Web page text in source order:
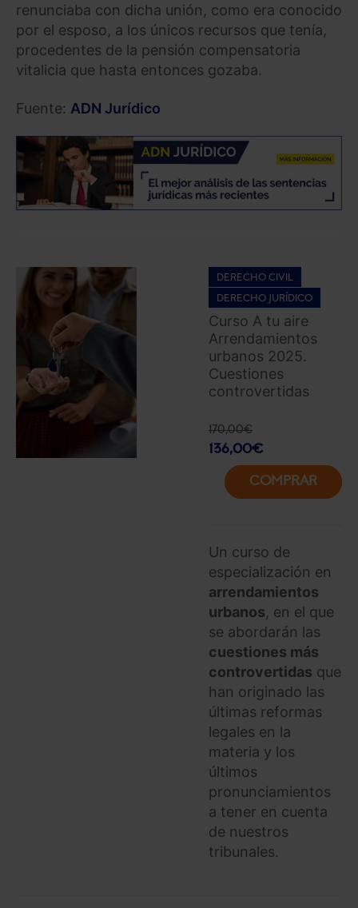
renunciaba con dicha unión, como era conocido
por el esposo, a los únicos recursos que tenía,
procedentes de la pensión compensatoria
vitalicia que hasta entonces gozaba.
Fuente: ADN Jurídico
DERECHO CIVIL
DERECHO JURÍDICO
Curso A tu aire
Arrendamientos
urbanos 2025.
Cuestiones
controvertidas
170,00€
136,00€
COMPRAR
Un curso de
especialización en
arrendamientos
urbanos, en el que
se abordarán las
cuestiones más
controvertidas que
han originado las
últimas reformas
legales en la
materia y los
últimos
pronunciamientos
a tener en cuenta
de nuestros
tribunales.